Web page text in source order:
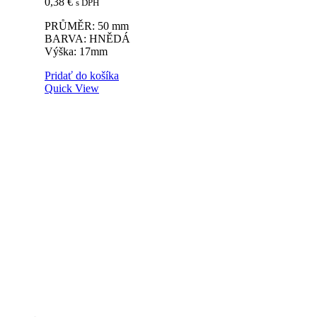
s DPH
PRŮMĚR: 50 mm
BARVA: HNĚDÁ
Výška: 17mm
Pridať do košíka
Quick View